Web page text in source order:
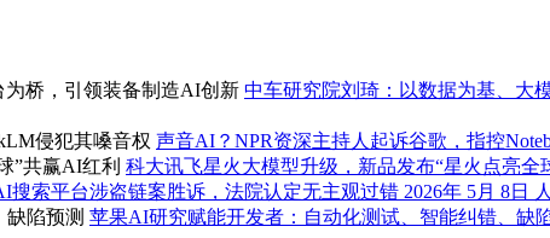
中车研究院刘琦：以数据为基、大
声音AI？NPR资深主持人起诉谷歌，指控
科大讯飞星火大模型升级，新品发布“星火点亮全
搜索平台涉盗链案胜诉，法院认定无主观过错 2026年 5月 8日
苹果AI研究赋能开发者：自动化测试、智能纠错、缺